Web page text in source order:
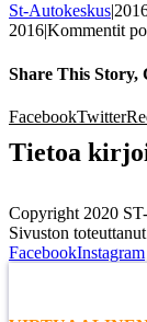
St-Autokeskus|
2016|Kommentit
Share This Story,
FacebookTwitter
Tietoa
Copyright 2020
Sivuston toteuttanut
FacebookInstagram